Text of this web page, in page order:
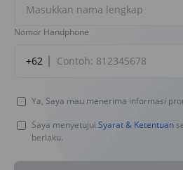
Nomor Handphone
+62
Ya, Saya mau menerima informasi
Saya menyetujui Syarat & Ketentuan
berlaku.